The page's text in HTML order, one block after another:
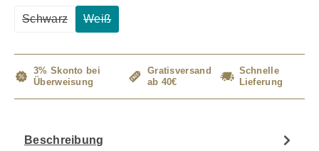
Schwarz Weiß
3% Skonto bei
Überweisung
Gratisversand
ab 40€
Schnelle
Lieferung
Beschreibung